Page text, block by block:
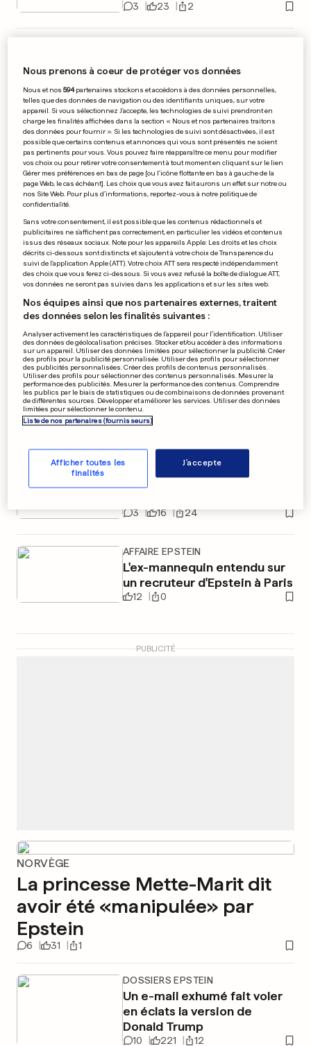
3 23 2
Bill Gates sera entendu le 10
juin par le Congrès
7 0
DOSSIERS EPSTEIN
Les noms de ces victimes
n'auraient jamais dû être
dévoilés
PUBLICITÉ
DOSSIERS EPSTEIN
La banque Edmond de
Rothschild perquisitionnée à
3 16 24
AFFAIRE EPSTEIN
L'ex-mannequin entendu sur
un recruteur d'Epstein à Paris
12 0
PUBLICITÉ
NORVÈGE
La princesse Mette-Marit dit
avoir été «manipulée» par
Epstein
6 31 1
DOSSIERS EPSTEIN
Un e-mail exhumé fait voler
en éclats la version de
Donald Trump
10 221 12
Nous prenons à coeur de protéger vos données
Nous et nos594partenaires stockons et accédons à des données personnelles,
telles que des données de navigation ou des identifiants uniques, sur votre
appareil. Si vous sélectionnez J'accepte, les technologies de suivi prendront en
charge les finalités affichées dans la section « Nous et nos partenaires traitons
des données pour fournir ». Si les technologies de suivi sont désactivées, il est
possible que certains contenus et annonces qui vous sont présentés ne soient
pas pertinents pour vous. Vous pouvez faire réapparaître ce menu pour modifier
vos choix ou pour retirer votre consentement à tout moment en cliquant sur le lien
Gérer mes préférences en bas de page [ou l'icône flottante en bas à gauche de la
page Web, le cas échéant]. Les choix que vous avez fait aurons un effet sur notre ou
nos Site Web. Pour plus d’informations, reportez-vous à notre politique de
confidentialité.
Sans votre consentement, il est possible que les contenus rédactionnels et
publicitaires ne s'affichent pas correctement, en particulier les vidéos et contenus
issus des réseaux sociaux. Note pour les appareils Apple: Les droits et les choix
décrits ci-dessous sont distincts et s'ajoutent à votre choix de Transparence du
suivi de l'application Apple (ATT). Votre choix ATT sera respecté indépendamment
des choix que vous ferez ci-dessous. Si vous avez refusé la boîte de dialogue ATT,
vos données ne seront pas suivies dans les applications et sur les sites web.
Nos équipes ainsi que nos partenaires externes, traitent
des données selon les finalités suivantes :
Analyser activement les caractéristiques de l’appareil pour l’identification. Utiliser
des données de géolocalisation précises. Stocker et/ou accéder à des informations
sur un appareil. Utiliser des données limitées pour sélectionner la publicité. Créer
des profils pour la publicité personnalisée. Utiliser des profils pour sélectionner
des publicités personnalisées. Créer des profils de contenus personnalisés.
Utiliser des profils pour sélectionner des contenus personnalisés. Mesurer la
performance des publicités. Mesurer la performance des contenus. Comprendre
les publics par le biais de statistiques ou de combinaisons de données provenant
de différentes sources. Développer et améliorer les services. Utiliser des données
limitées pour sélectionner le contenu.
Liste de nos partenaires (fournisseurs)
Afficher toutes les
finalités
J'accepte